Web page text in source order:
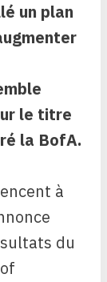
un plan
le titre
la BofA.
à
du